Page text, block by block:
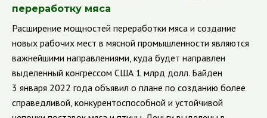
переработку мяса
Расширение мощностей переработки мяса и создание
новых рабочих мест в мясной промышленности являются
важнейшими направлениями, куда будет направлен
выделенный конгрессом США 1 млрд долл. Байден
3 января 2022 года объявил о плане по созданию более
справедливой, конкурентоспособной и устойчивой